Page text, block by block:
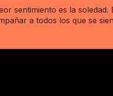
sentimiento es la soledad.
a todos los que se